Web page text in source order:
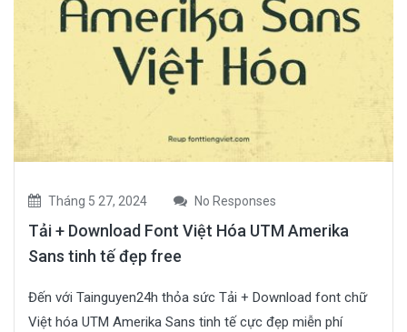
Tháng 5 27, 2024 No Responses
Tải + Download Font Việt Hóa UTM Amerika
Sans tinh tế đẹp free
Đến với Tainguyen24h thỏa sức Tải + Download font chữ
Việt hóa UTM Amerika Sans tinh tế cực đẹp miễn phí